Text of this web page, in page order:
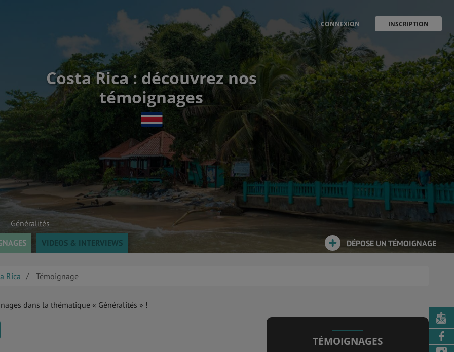
CONNEXION INSCRIPTION
Costa Rica : découvrez nos
témoignages
Généralités
VIDEOS & INTERVIEWS DÉPOSE UN TÉMOIGNAGE
Rica Témoignage
dans la thématique « Généralités » !
TÉMOIGNAGES